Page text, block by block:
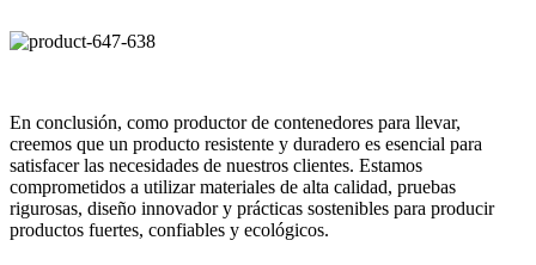
En conclusión, como productor de contenedores para llevar,
creemos que un producto resistente y duradero es esencial para
satisfacer las necesidades de nuestros clientes. Estamos
comprometidos a utilizar materiales de alta calidad, pruebas
rigurosas, diseño innovador y prácticas sostenibles para producir
productos fuertes, confiables y ecológicos.